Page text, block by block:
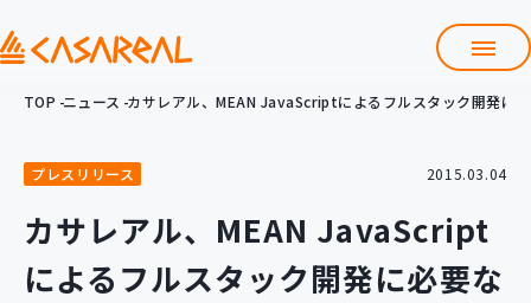
会社情報
サービス
プロダクト開発支援
クラウド導入支援 Git導入支援
TOP ニュース カサレアル、MEAN JavaScriptによるフルスタック開発に
プレスリリース 2015.03.04
カサレアル、MEAN JavaScript
によるフルスタック開発に必要な